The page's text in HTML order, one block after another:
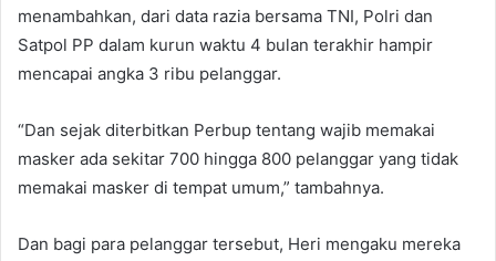
menambahkan, dari data razia bersama TNI, Polri dan
Satpol PP dalam kurun waktu 4 bulan terakhir hampir
mencapai angka 3 ribu pelanggar.
“Dan sejak diterbitkan Perbup tentang wajib memakai
masker ada sekitar 700 hingga 800 pelanggar yang tidak
memakai masker di tempat umum,” tambahnya.
Dan bagi para pelanggar tersebut, Heri mengaku mereka